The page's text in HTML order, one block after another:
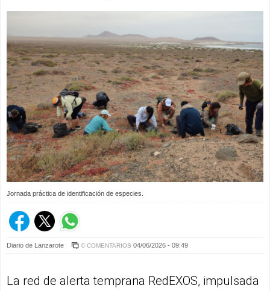
Jornada práctica de identificación de especies.
Diario de Lanzarote 0 COMENTARIOS 04/06/2026 - 09:49
La red de alerta temprana RedEXOS, impulsada